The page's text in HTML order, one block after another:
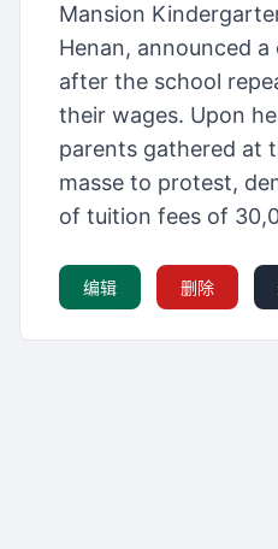
Mansion
Henan, announced
after the school
their wages. Upon
parents gathered at
masse to protest,
of tuition fees of
编辑 删除